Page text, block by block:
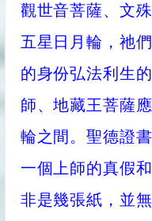
觀世音菩薩、文
五星日月輪，祂
的身份弘法利生
師、地藏王菩薩
輪之間。聖德證
一個上師的真假
非是幾張紙，並